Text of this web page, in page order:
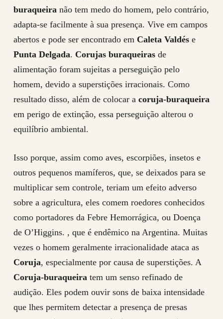
buraqueiranão tem medo do homem, pelo contrário,
adapta-se facilmente à sua presença. Vive em campos
abertos e pode ser encontrado em Caleta Valdése
Punta Delgada. Corujas buraqueirasde
alimentação foram sujeitas a perseguição pelo
homem, devido a superstições irracionais. Como
resultado disso, além de colocar a coruja-buraqueira
em perigo de extinção, essa perseguição alterou o
equilíbrio ambiental.
Isso porque, assim como aves, escorpiões, insetos e
outros pequenos mamíferos, que, se deixados para se
multiplicar sem controle, teriam um efeito adverso
sobre a agricultura, eles comem roedores conhecidos
como portadores da Febre Hemorrágica, ou Doença
de O’Higgins. , que é endêmico na Argentina. Muitas
vezes o homem geralmente irracionalidade ataca as
Coruja, especialmente por causa de superstições. A
Coruja-buraqueiratem um senso refinado de
audição. Eles podem ouvir sons de baixa intensidade
que lhes permitem detectar a presença de presas